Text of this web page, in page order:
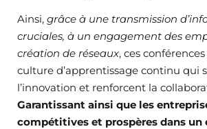
Ainsi, grâce à une transmission
cruciales, à un engagement des
création de réseaux, ces
culture d’apprentissage continu qui
l’innovation et renforcent la
Garantissant ainsi que les
compétitives et prospères dans